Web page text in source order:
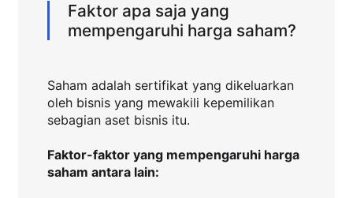
Faktor apa saja yang
mempengaruhi harga saham?
Saham adalah sertifikat yang dikeluarkan
oleh bisnis yang mewakili kepemilikan
sebagian aset bisnis itu.
Faktor-faktor yang mempengaruhi harga
saham antara lain: